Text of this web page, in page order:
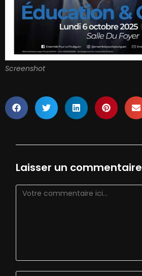
Screenshot
Laisser un commentaire